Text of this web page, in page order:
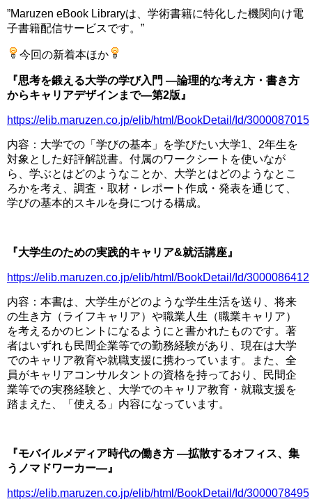
”Maruzen eBook Libraryは、学術書籍に特化した機関向け電
子書籍配信サービスです。”
今回の新着本ほか
『思考を鍛える大学の学び入門 ―論理的な考え方・書き方
からキャリアデザインまで―第2版』
https://elib.maruzen.co.jp/elib/html/BookDetail/Id/3000087015
内容：大学での「学びの基本」を学びたい大学1、2年生を
対象とした好評解説書。付属のワークシートを使いなが
ら、学ぶとはどのようなことか、大学とはどのようなとこ
ろかを考え、調査・取材・レポート作成・発表を通じて、
学びの基本的スキルを身につける構成。
『大学生のための実践的キャリア&就活講座』
https://elib.maruzen.co.jp/elib/html/BookDetail/Id/3000086412
内容：本書は、大学生がどのような学生生活を送り、将来
の生き方（ライフキャリア）や職業人生（職業キャリア）
を考えるかのヒントになるようにと書かれたものです。著
者はいずれも民間企業等での勤務経験があり、現在は大学
でのキャリア教育や就職支援に携わっています。また、全
員がキャリアコンサルタントの資格を持っており、民間企
業等での実務経験と、大学でのキャリア教育・就職支援を
踏まえた、「使える」内容になっています。
『モバイルメディア時代の働き方 ―拡散するオフィス、集
うノマドワーカー―』
https://elib.maruzen.co.jp/elib/html/BookDetail/Id/3000078495